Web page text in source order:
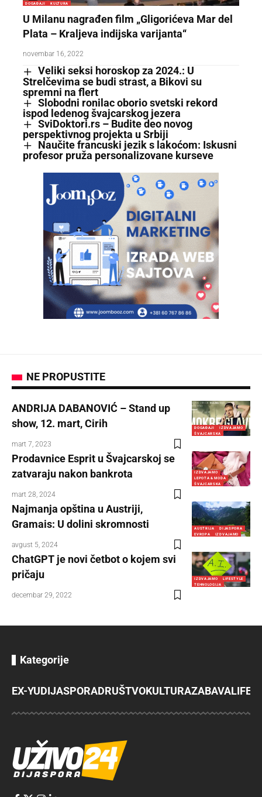
DOGAĐAJI KULTURA
U Milanu nagrađen film „Gligorićeva Mar del
Plata – Kraljeva indijska varijanta“
novembar 16, 2022
Veliki seksi horoskop za 2024.: U
Strelčevima se budi strast, a Bikovi su
spremni na flert
Slobodni ronilac oborio svetski rekord
ispod ledenog švajcarskog jezera
SviDoktori.rs – Budite deo novog
perspektivnog projekta u Srbiji
Naučite francuski jezik s lakoćom: Iskusni
profesor pruža personalizovane kurseve
NE PROPUSTITE
DOGAĐAJI
IZDVAJAMO
ŠVAJCARSKA
ANDRIJA DABANOVIĆ – Stand up
show, 12. mart, Cirih
mart 7, 2023
IZDVAJAMO
LEPOTA & MODA
ŠVAJCARSKA
Prodavnice Esprit u Švajcarskoj se
zatvaraju nakon bankrota
mart 28, 2024
AUSTRIJA
DIJASPORA
EVROPA
IZDVAJAMO
Najmanja opština u Austriji,
Gramais: U dolini skromnosti
avgust 5, 2024
IZDVAJAMO
LIFESTYLE
TEHNOLOGIJA
ChatGPT je novi četbot o kojem svi
pričaju
decembar 29, 2022
Kategorije
EX-YUDIJASPORADRUŠTVOKULTURAZABAVA